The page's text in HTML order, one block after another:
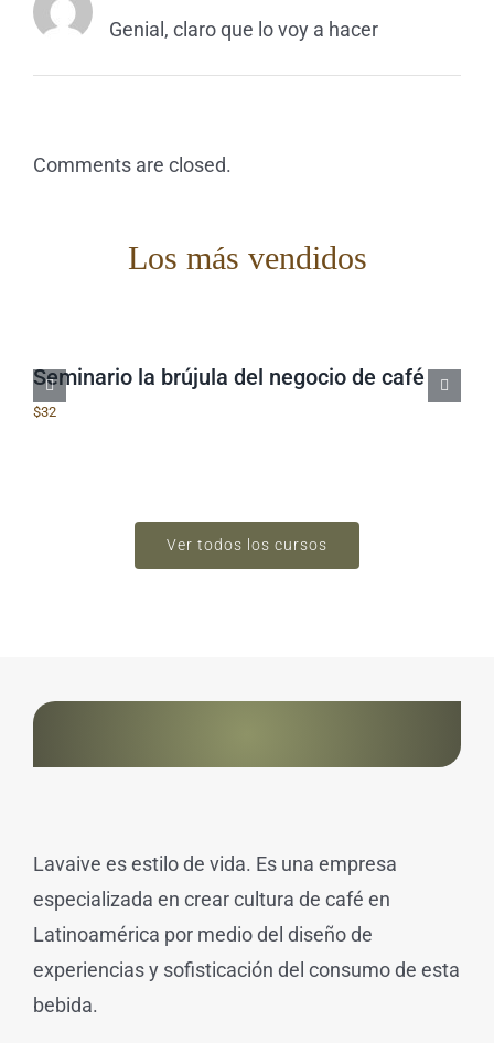
Genial, claro que lo voy a hacer
Comments are closed.
Los más vendidos
Seminario la brújula del negocio de café
$32
Ver todos los cursos
Lavaive es estilo de vida. Es una empresa
especializada en crear cultura de café en
Latinoamérica por medio del diseño de
experiencias y sofisticación del consumo de esta
bebida.